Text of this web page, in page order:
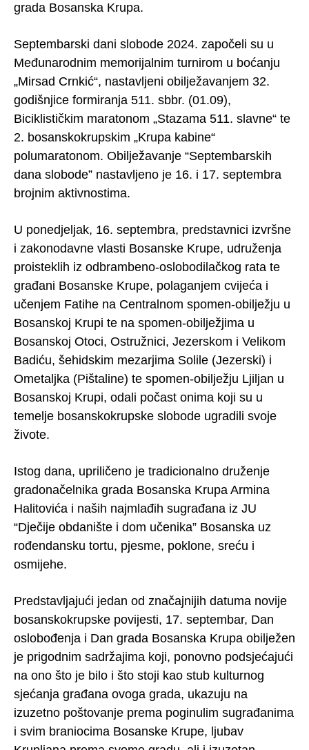
grada Bosanska Krupa.
Septembarski dani slobode 2024. započeli su u
Međunarodnim memorijalnim turnirom u boćanju
„Mirsad Crnkić“, nastavljeni obilježavanjem 32.
godišnjice formiranja 511. sbbr. (01.09),
Biciklističkim maratonom „Stazama 511. slavne“ te
2. bosanskokrupskim „Krupa kabine“
polumaratonom. Obilježavanje “Septembarskih
dana slobode” nastavljeno je 16. i 17. septembra
brojnim aktivnostima.
U ponedjeljak, 16. septembra, predstavnici izvršne
i zakonodavne vlasti Bosanske Krupe, udruženja
proisteklih iz odbrambeno-oslobodilačkog rata te
građani Bosanske Krupe, polaganjem cvijeća i
učenjem Fatihe na Centralnom spomen-obilježju u
Bosanskoj Krupi te na spomen-obilježjima u
Bosanskoj Otoci, Ostružnici, Jezerskom i Velikom
Badiću, šehidskim mezarjima Solile (Jezerski) i
Ometaljka (Pištaline) te spomen-obilježju Ljiljan u
Bosanskoj Krupi, odali počast onima koji su u
temelje bosanskokrupske slobode ugradili svoje
živote.
Istog dana, upriličeno je tradicionalno druženje
gradonačelnika grada Bosanska Krupa Armina
Halitovića i naših najmlađih sugrađana iz JU
“Dječije obdanište i dom učenika” Bosanska uz
rođendansku tortu, pjesme, poklone, sreću i
osmijehe.
Predstavljajući jedan od značajnijih datuma novije
bosanskokrupske povijesti, 17. septembar, Dan
oslobođenja i Dan grada Bosanska Krupa obilježen
je prigodnim sadržajima koji, ponovno podsjećajući
na ono što je bilo i što stoji kao stub kulturnog
sjećanja građana ovoga grada, ukazuju na
izuzetno poštovanje prema poginulim sugrađanima
i svim braniocima Bosanske Krupe, ljubav